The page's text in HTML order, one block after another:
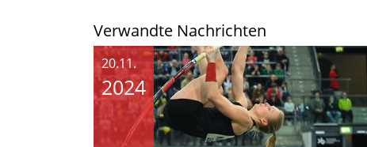
Verwandte Nachrichten
20.11.
2024